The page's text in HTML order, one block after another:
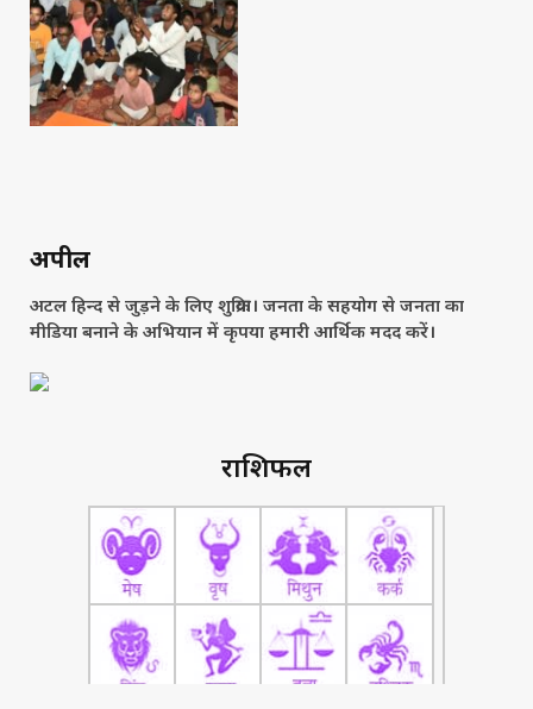
अपील
अटल हिन्द से जुड़ने के लिए शुक्रिया। जनता के सहयोग से जनता का
मीडिया बनाने के अभियान में कृपया हमारी आर्थिक मदद करें।
राशिफल